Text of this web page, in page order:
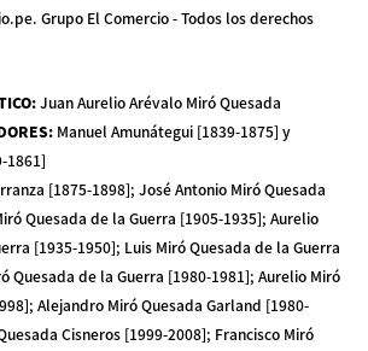
Grupo El Comercio - Todos los derechos
:Juan Aurelio Arévalo Miró Quesada
: Manuel Amunátegui [1839-1875] y
1861]
[1875-1898]; José Antonio Miró Quesada
Quesada de la Guerra [1905-1935]; Aurelio
[1935-1950]; Luis Miró Quesada de la Guerra
Quesada de la Guerra [1980-1981]; Aurelio Miró
Alejandro Miró Quesada Garland [1980-
Cisneros [1999-2008]; Francisco Miró